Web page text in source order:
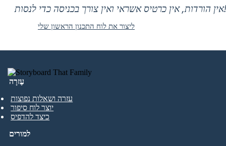
אין הורדות, אין כרטיס אשראי ואין צורך בכניסה כדי לנסות!
ליצור את לוח התכנון הראשון שלי
עֶזרָה
עזרה ושאלות נפוצות
יוצר לוח סיפור
כיצד להדפיס
למורים